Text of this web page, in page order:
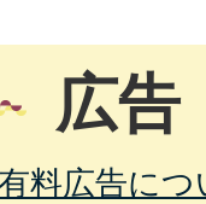
広告
料広告につ